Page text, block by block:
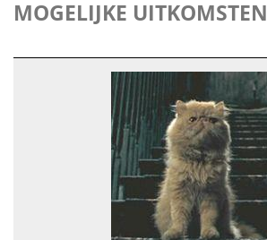
MOGELIJKE UITKOMSTEN